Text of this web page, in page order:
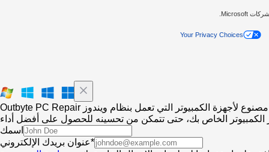
Your Privacy Choices
Outbyte PC Repair مصنوع لأجهزة الكمبيوتر التي تعمل بنظام ويندوز
اسمك
عنوان بريدك الإلكتروني*